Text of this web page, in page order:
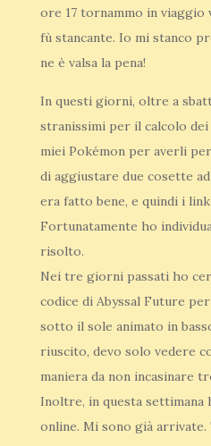
ore 17 tornammo in
fù stancante. Io mi stanco
ne è valsa la pena!
In questi giorni, oltre a
stranissimi per il calcolo
miei Pokémon per averli
di aggiustare due cosette
era fatto bene, e quindi i
Fortunatamente ho
risolto.
Nei tre giorni passati ho
codice di Abyssal Future
sotto il sole animato in
riuscito, devo solo vedere
maniera da non incasinare
Inoltre, in questa settimana
online. Mi sono già